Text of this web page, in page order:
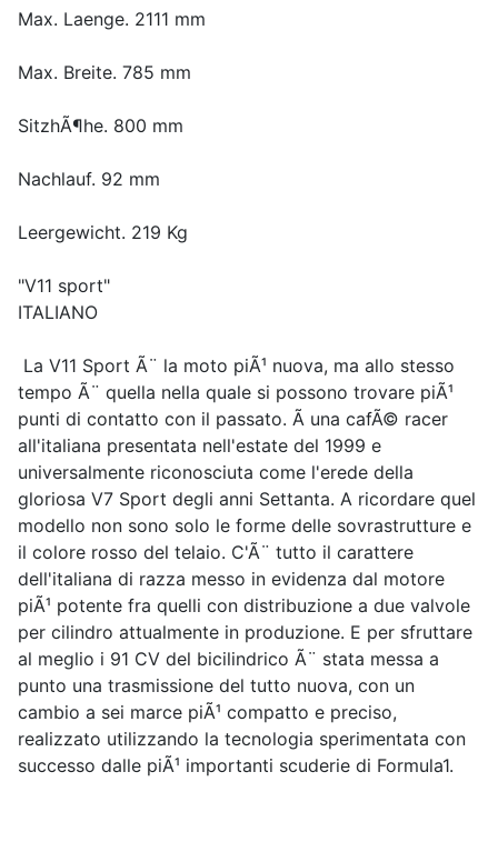
Max. Laenge. 2111 mm
Max. Breite. 785 mm
SitzhÃ¶he. 800 mm
Nachlauf. 92 mm
Leergewicht. 219 Kg
"V11 sport"
ITALIANO
La V11 Sport Ã¨ la moto piÃ¹ nuova, ma allo stesso
tempo Ã¨ quella nella quale si possono trovare piÃ¹
punti di contatto con il passato. Ã una cafÃ© racer
all'italiana presentata nell'estate del 1999 e
universalmente riconosciuta come l'erede della
gloriosa V7 Sport degli anni Settanta. A ricordare quel
modello non sono solo le forme delle sovrastrutture e
il colore rosso del telaio. C'Ã¨ tutto il carattere
dell'italiana di razza messo in evidenza dal motore
piÃ¹ potente fra quelli con distribuzione a due valvole
per cilindro attualmente in produzione. E per sfruttare
al meglio i 91 CV del bicilindrico Ã¨ stata messa a
punto una trasmissione del tutto nuova, con un
cambio a sei marce piÃ¹ compatto e preciso,
realizzato utilizzando la tecnologia sperimentata con
successo dalle piÃ¹ importanti scuderie di Formula1.